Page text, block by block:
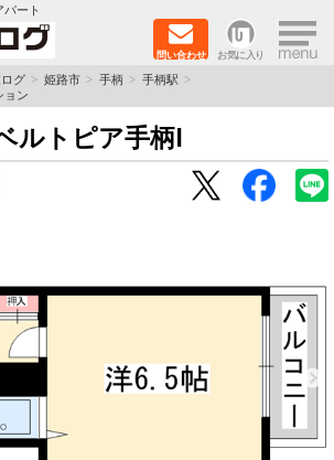
ート
問い合わせ お気に入り ×
ル物件
グ 姫路市 手柄
手柄駅
ョン
ルトピア手柄Ⅰ